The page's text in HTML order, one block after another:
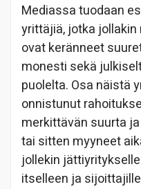
Mediassa tuodaan
yrittäjiä, jotka jollakin
ovat keränneet
monesti sekä
puolelta. Osa näistä
onnistunut
merkittävän suurta
tai sitten myyneet
jollekin
itselleen ja